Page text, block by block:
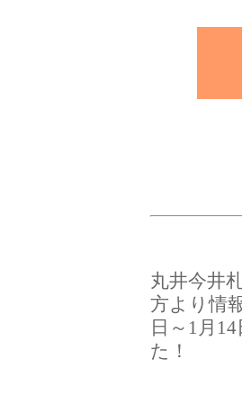
丸井今井
方より情
日～1月
た！